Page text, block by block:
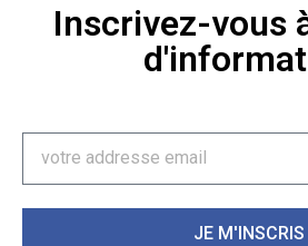
Inscrivez-vous
JE M'INSCRIS